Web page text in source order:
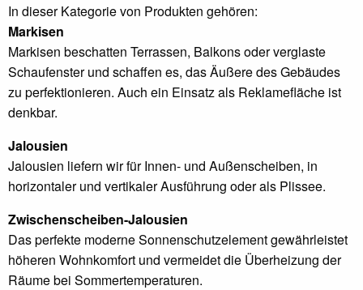
In dieser Kategorie von Produkten gehören:
Markisen
Markisen beschatten Terrassen, Balkons oder verglaste
Schaufenster und schaffen es, das Äußere des Gebäudes
zu perfektionieren. Auch ein Einsatz als Reklamefläche ist
denkbar.
Jalousien
Jalousien liefern wir für Innen- und Außenscheiben, in
horizontaler und vertikaler Ausführung oder als Plissee.
Zwischenscheiben-Jalousien
Das perfekte moderne Sonnenschutzelement gewährleistet
höheren Wohnkomfort und vermeidet die Überheizung der
Räume bei Sommertemperaturen.